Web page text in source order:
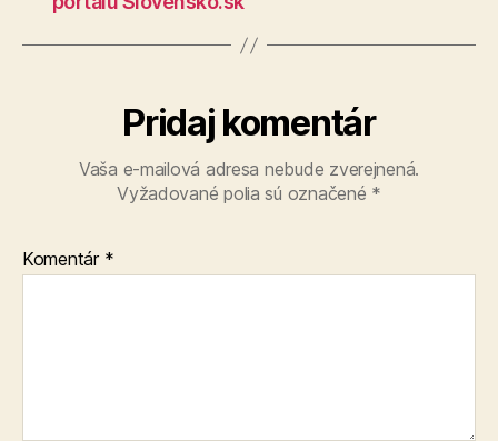
Pridaj komentár
Vaša e-mailová adresa nebude zverejnená.
Vyžadované polia sú označené *
Komentár *